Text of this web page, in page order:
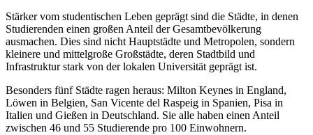
Stärker vom studentischen Leben geprägt sind die Städte, in denen
Studierenden einen großen Anteil der Gesamtbevölkerung
ausmachen. Dies sind nicht Hauptstädte und Metropolen, sondern
kleinere und mittelgroße Großstädte, deren Stadtbild und
Infrastruktur stark von der lokalen Universität geprägt ist.
Besonders fünf Städte ragen heraus: Milton Keynes in England,
Löwen in Belgien, San Vicente del Raspeig in Spanien, Pisa in
Italien und Gießen in Deutschland. Sie alle haben einen Anteil
zwischen 46 und 55 Studierende pro 100 Einwohnern.